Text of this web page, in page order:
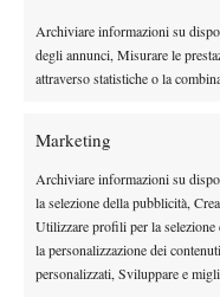
Archiviare informazioni su
degli annunci, Misurare le
attraverso statistiche o la
Marketing
Archiviare informazioni su
la selezione della pubblicità,
Utilizzare profili per la
la personalizzazione dei
personalizzati, Sviluppare e
il tennis di alto livello e
Tutto sommato
stato un ottimo torneo per
vinto nel 2008, quando
aver giocato bene
anche a Federica.”
I precedenti tra le due,